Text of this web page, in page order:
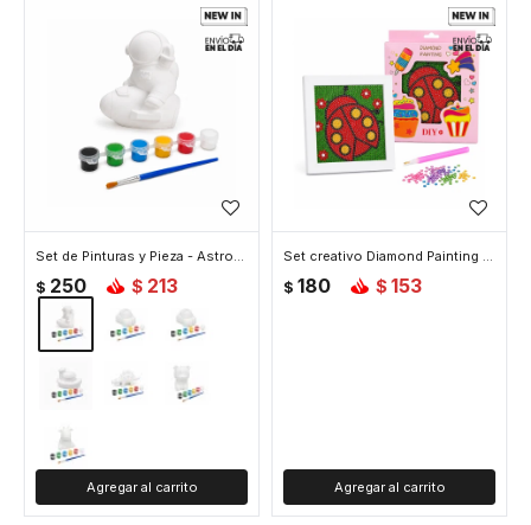
Set de Pinturas y Pieza - Astronauta
$ 250 $ 213
Set creativo Diamond Painting - Mariquita
$ 180 $ 153